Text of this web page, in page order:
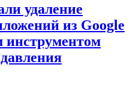
удаление
из Google
инструментом